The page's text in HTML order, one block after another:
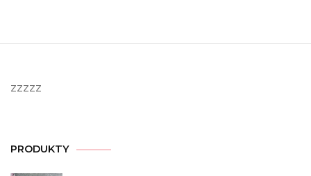
zzzzz
PRODUKTY